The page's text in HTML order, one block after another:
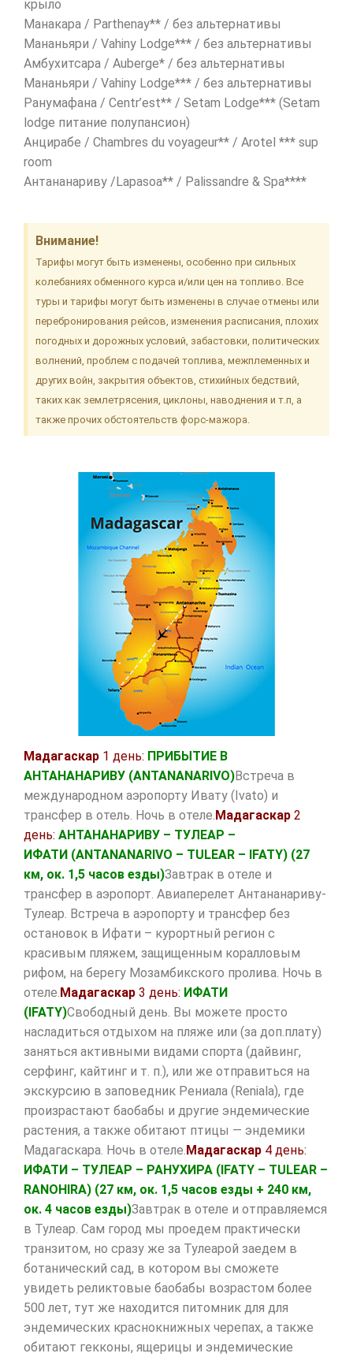
крыло
Манакара / Parthenay** / без альтернативы
Мананьяри / Vahiny Lodge*** / без альтернативы
Амбухитсара / Auberge* / без альтернативы
Мананьяри / Vahiny Lodge*** / без альтернативы
Ранумафана / Centr’est** / Setam Lodge*** (Setam
lodge питание полупансион)
Анцирабе / Chambres du voyageur** / Arotel *** sup
room
Антананариву /Lapasoa** / Palissandre & Spa****
Внимание!
Тарифы могут быть изменены, особенно при сильных
колебаниях обменного курса и/или цен на топливо. Все
туры и тарифы могут быть изменены в случае отмены или
перебронирования рейсов, изменения расписания, плохих
погодных и дорожных условий, забастовки, политических
волнений, проблем с подачей топлива, межплеменных и
других войн, закрытия объектов, стихийных бедствий,
таких как землетрясения, циклоны, наводнения и т.п, а
также прочих обстоятельств форс-мажора.
Мадагаскар 1 день: ПРИБЫТИЕ В
АНТАНАНАРИВУ (ANTANANARIVO)Встреча в
международном аэропорту Ивату (Ivato) и
трансфер в отель. Ночь в отеле. Мадагаскар 2
день: АНТАНАНАРИВУ – ТУЛЕАР –
ИФАТИ (ANTANANARIVO – TULEAR – IFATY) (27
км, ок. 1,5 часов езды)Завтрак в отеле и
трансфер в аэропорт. Авиаперелет Антананариву-
Тулеар. Встреча в аэропорту и трансфер без
остановок в Ифати – курортный регион с
красивым пляжем, защищенным коралловым
рифом, на берегу Мозамбикского пролива. Ночь в
отеле. Мадагаскар 3 день: ИФАТИ
( IFATY)Свободный день. Вы можете просто
насладиться отдыхом на пляже или (за доп.плату)
заняться активными видами спорта (дайвинг,
серфинг, кайтинг и т. п.), или же отправиться на
экскурсию в заповедник Рениала (Reniala), где
произрастают баобабы и другие эндемические
растения, а также обитают птицы — эндемики
Мадагаскара. Ночь в отеле. Мадагаскар 4 день:
ИФАТИ – ТУЛЕАР – РАНУХИРА ( IFATY – TULEAR –
RANOHIRA) (27 км, ок. 1,5 часов езды + 240 км,
ок. 4 часов езды)Завтрак в отеле и отправляемся
в Тулеар. Сам город мы проедем практически
транзитом, но сразу же за Тулеарой заедем в
ботанический сад, в котором вы сможете
увидеть реликтовые баобабы возрастом более
500 лет, тут же находится питомник для для
эндемических краснокнижных черепах, а также
обитают гекконы, ящерицы и эндемические